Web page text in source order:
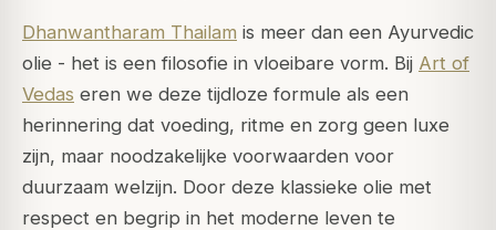
Dhanwantharam Thailam is meer dan een Ayurvedic
olie - het is een filosofie in vloeibare vorm. Bij Art of
Vedas eren we deze tijdloze formule als een
herinnering dat voeding, ritme en zorg geen luxe
zijn, maar noodzakelijke voorwaarden voor
duurzaam welzijn. Door deze klassieke olie met
respect en begrip in het moderne leven te